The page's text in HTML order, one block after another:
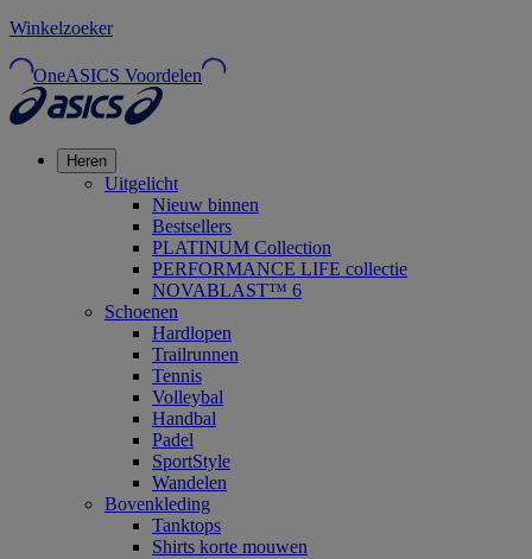
Winkelzoeker
OneASICS Voordelen
Heren
Uitgelicht
Nieuw binnen
Bestsellers
PLATINUM Collection
PERFORMANCE LIFE collectie
NOVABLAST™ 6
Schoenen
Hardlopen
Trailrunnen
Tennis
Volleybal
Handbal
Padel
SportStyle
Wandelen
Bovenkleding
Tanktops
Shirts korte mouwen